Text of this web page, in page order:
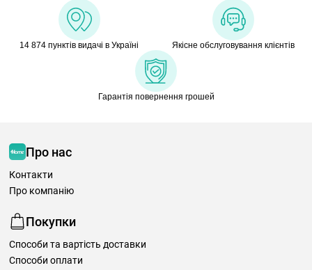
14 874 пунктів видачі в Україні Якісне обслуговування клієнтів
Гарантія повернення грошей
Про нас
Контакти
Про компанію
Покупки
Способи та вартість доставки
Способи оплати